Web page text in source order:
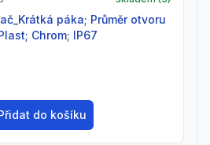
Chrom; IP67
do košíku